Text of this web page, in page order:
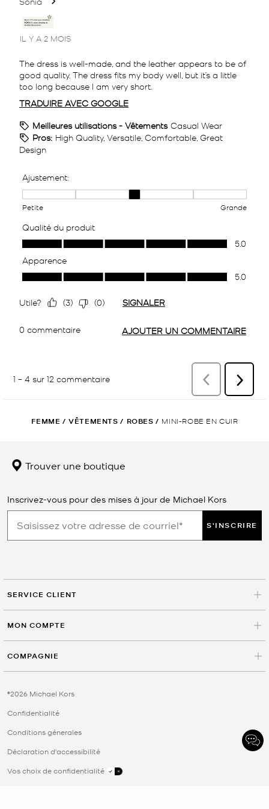
FEMME / VÊTEMENTS / ROBES / MINI-ROBE EN CUIR
Trouver une boutique
Inscrivez-vous pour des mises à jour de Michael Kors
S'INSCRIRE
SERVICE CLIENT
MON COMPTE
COMPAGNIE
©2026 Michael Kors
Confidentialité
Conditions génerales
Déclaration d'accessibilité
Vos choix de confidentialité